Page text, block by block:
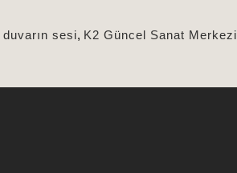
duvarın sesi, K2 Güncel Sanat Merkezi